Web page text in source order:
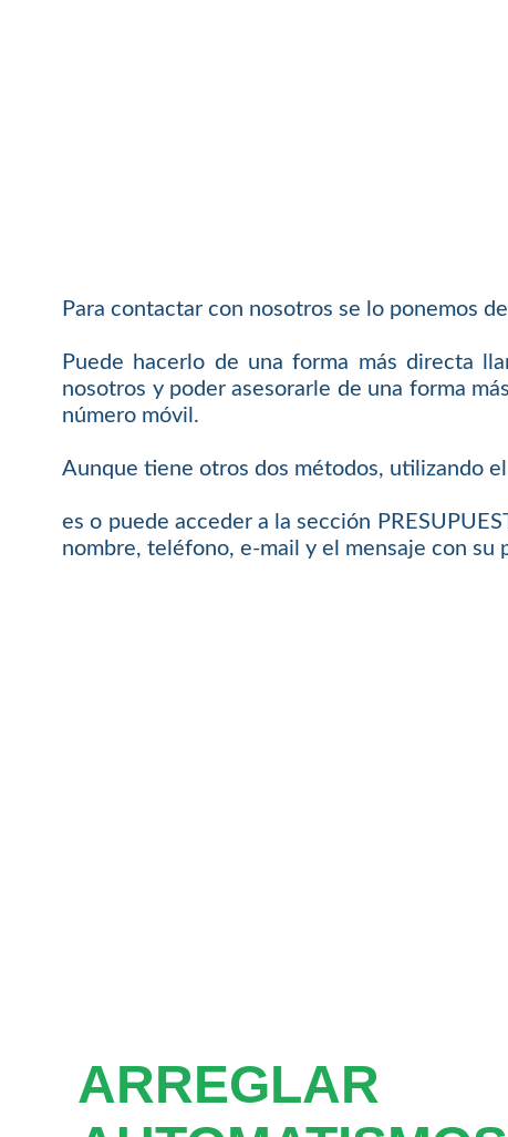
Para contactar con nosotros se lo ponemos
Puede hacerlo de una forma más directa
nosotros y poder asesorarle de una forma
número móvil.
Aunque tiene otros dos métodos, utilizando
es o puede acceder a la sección
nombre, teléfono, e-mail y el mensaje con su
ARREGLAR